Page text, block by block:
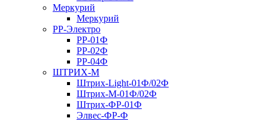
Меркурий
Меркурий
РР-Электро
РР-01Ф
РР-02Ф
РР-04Ф
ШТРИХ-М
Штрих-Light-01Ф/02Ф
Штрих-М-01Ф/02Ф
Штрих-ФР-01Ф
Элвес-ФР-Ф